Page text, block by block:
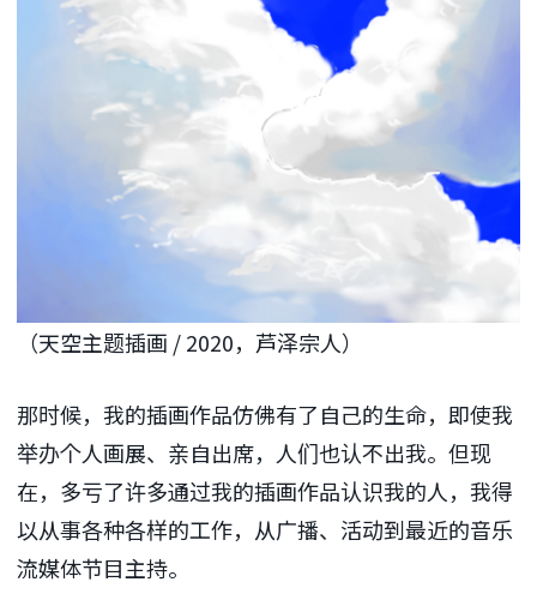
（天空主题插画 / 2020，芦泽宗人）
那时候，我的插画作品仿佛有了自己的生命，即使我
举办个人画展、亲自出席，人们也认不出我。但现
在，多亏了许多通过我的插画作品认识我的人，我得
以从事各种各样的工作，从广播、活动到最近的音乐
流媒体节目主持。